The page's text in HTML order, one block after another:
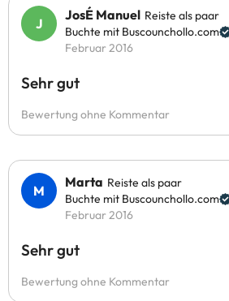
JosÉ Manuel Reiste als paar
Buchte mit Buscounchollo.com
Februar 2016
Sehr gut
Bewertung ohne Kommentar
Marta Reiste als paar
Buchte mit Buscounchollo.com
Februar 2016
Sehr gut
Bewertung ohne Kommentar